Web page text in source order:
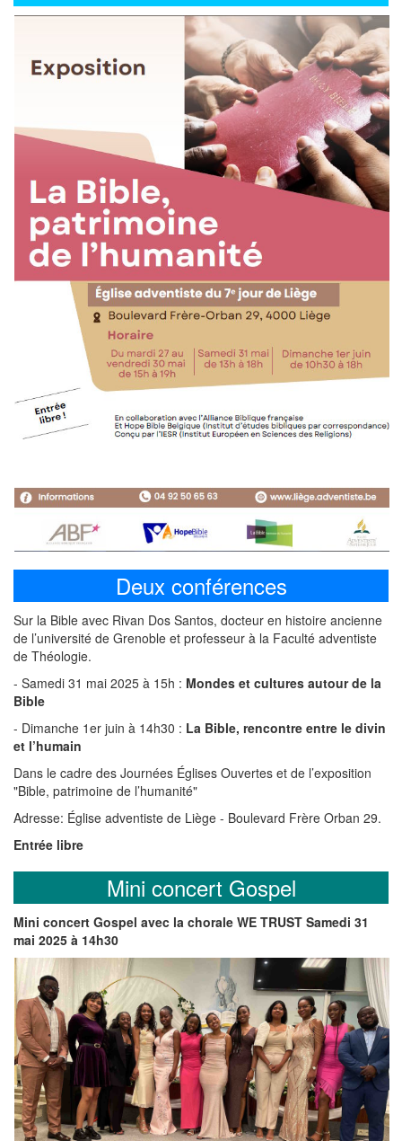
Deux conférences
Sur la Bible avec Rivan Dos Santos, docteur en histoire ancienne
de l’université de Grenoble et professeur à la Faculté adventiste
de Théologie.
- Samedi 31 mai 2025 à 15h : Mondes et cultures autour de la
Bible
- Dimanche 1er juin à 14h30 : La Bible, rencontre entre le divin
et l’humain
Dans le cadre des Journées Églises Ouvertes et de l’exposition
"Bible, patrimoine de l’humanité"
Adresse: Église adventiste de Liège - Boulevard Frère Orban 29.
Entrée libre
Mini concert Gospel
Mini concert Gospel avec la chorale WE TRUST Samedi 31
mai 2025 à 14h30